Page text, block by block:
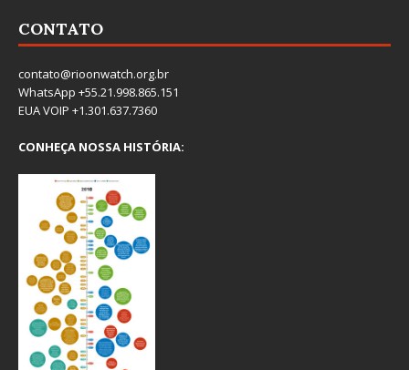
CONTATO
contato@rioonwatch.org.br
WhatsApp +55.21.998.865.151
EUA VOIP +1.301.637.7360
CONHEÇA NOSSA HISTÓRIA: